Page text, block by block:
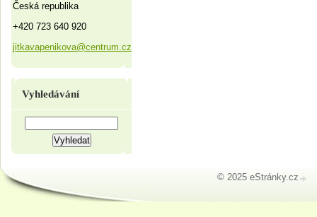
Česká republika
+420 723 640 920
jitkavapenikova@centrum.cz
Vyhledávání
© 2025 eStránky.cz